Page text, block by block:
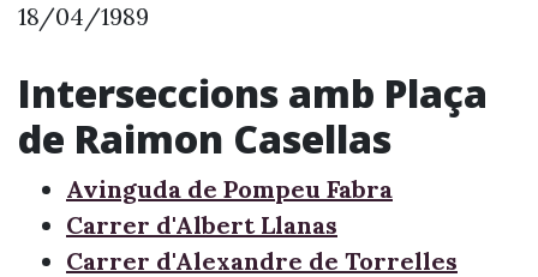
18/04/1989
Interseccions amb Plaça
de Raimon Casellas
Avinguda de Pompeu Fabra
Carrer d'Albert Llanas
Carrer d'Alexandre de Torrelles